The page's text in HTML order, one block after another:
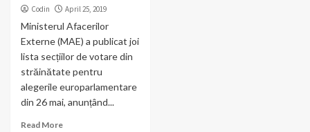
Codin April 25, 2019
Ministerul Afacerilor
Externe (MAE) a publicat joi
lista secțiilor de votare din
străinătate pentru
alegerile europarlamentare
din 26 mai, anunțând...
Read More